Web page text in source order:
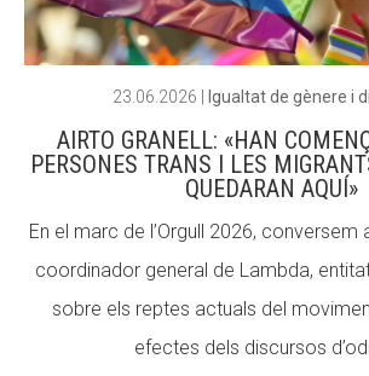
23.06.2026 Igualtat de gènere i
AIRTO GRANELL: «HAN
PERSONES TRANS I LES
QUEDARAN AQUÍ»
En el marc de l’Orgull 2026, conversem
coordinador general de Lambda,
sobre els reptes actuals del
efectes dels discursos